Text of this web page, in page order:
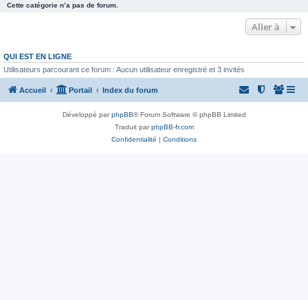
Cette catégorie n’a pas de forum.
Aller à
QUI EST EN LIGNE
Utilisateurs parcourant ce forum : Aucun utilisateur enregistré et 3 invités
Accueil Portail Index du forum
Développé parphpBB® Forum Software © phpBB Limited
Traduit parphpBB-fr.com
Confidentialité | Conditions